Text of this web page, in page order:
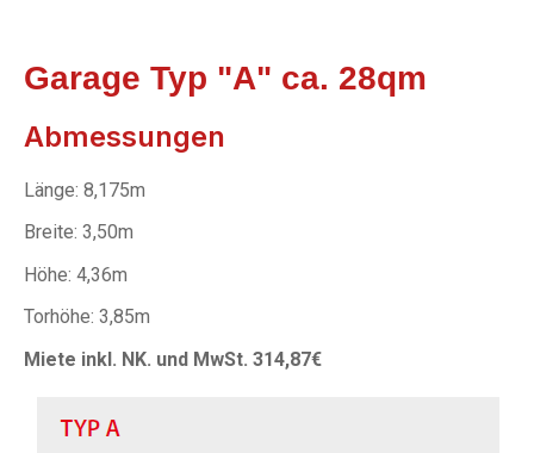
Garage Typ "A" ca. 28qm
Abmessungen
Länge: 8,175m
Breite: 3,50m
Höhe: 4,36m
Torhöhe: 3,85m
Miete inkl. NK. und MwSt. 314,87€